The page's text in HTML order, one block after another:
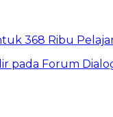
368 Ribu